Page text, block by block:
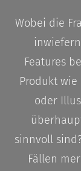
Wobei die
Features
Produkt wie
oder
sinnvoll
Fällen